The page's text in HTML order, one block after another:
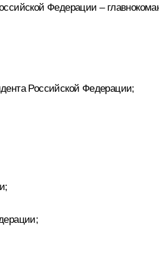
Федерации –
Российской Федерации;